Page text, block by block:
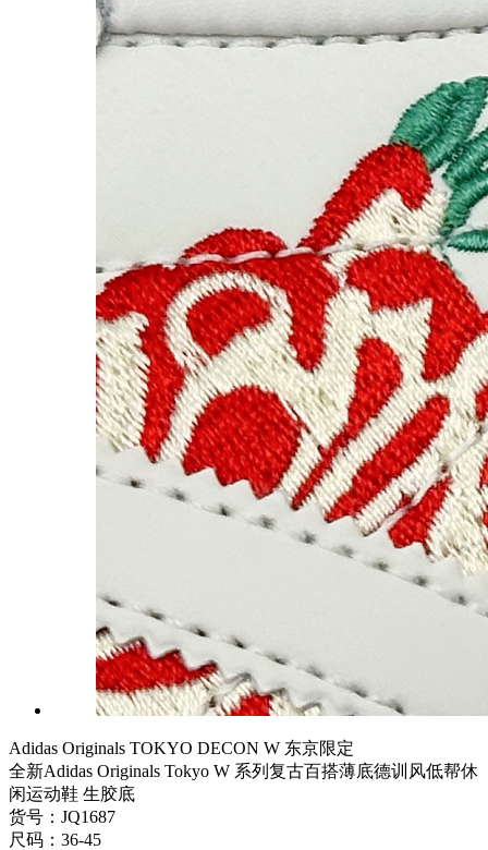
Adidas Originals TOKYO DECON W 东京限定
全新Adidas Originals Tokyo W 系列复古百搭薄底德训风低帮休
闲运动鞋 生胶底
货号：JQ1687
尺码：36-45